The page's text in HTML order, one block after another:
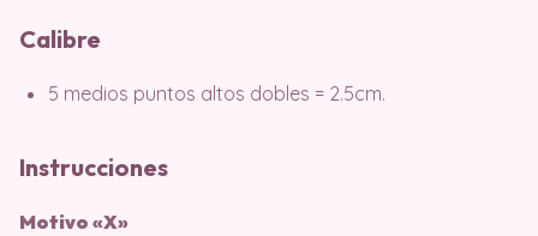
Calibre
5 medios puntos altos dobles = 2.5cm.
Instrucciones
Motivo «X»